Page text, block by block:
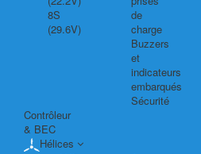
8S
(29.6V)
de
charge
Buzzers
et
indicateurs
embarqués
Sécurité
Contrôleur
& BEC
Hélices